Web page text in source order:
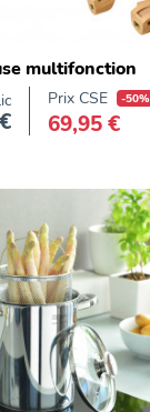
multifonction
Prix
Prix CSE -50%
69,95 €